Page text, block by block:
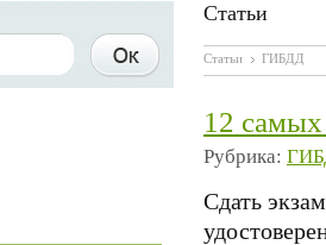
Статьи
Статьи ГИБДД
12
Рубрика:
Сдать